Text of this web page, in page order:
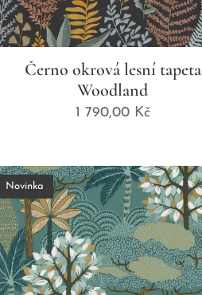
Černo okrová lesní tapeta
Woodland
1 790,00Kč
Novinka